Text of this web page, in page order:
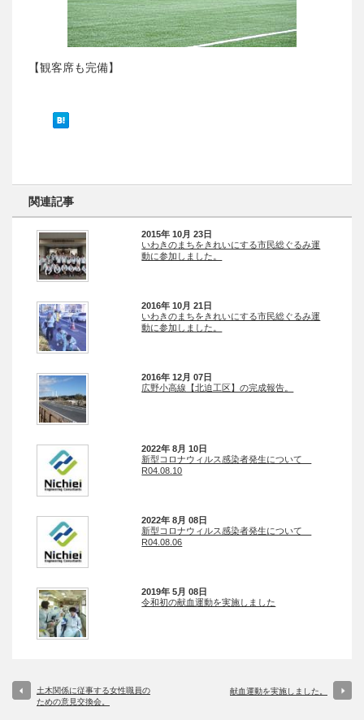
【観客席も完備】
関連記事
2015年 10月 23日
いわきのまちをきれいにする市民総ぐるみ運
動に参加しました。
2016年 10月 21日
いわきのまちをきれいにする市民総ぐるみ運
動に参加しました。
2016年 12月 07日
広野小高線【北迫工区】の完成報告。
2022年 8月 10日
新型コロナウィルス感染者発生について
R04.08.10
2022年 8月 08日
新型コロナウィルス感染者発生について
R04.08.06
2019年 5月 08日
令和初の献血運動を実施しました
土木関係に従事する女性職員の
ための意見交換会。
献血運動を実施しました。